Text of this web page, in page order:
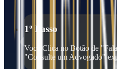
1º Passo
Você Clica no Botão de
"Consulte um Advogado"